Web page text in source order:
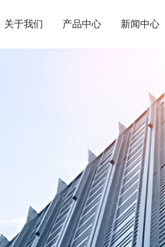
关于我们 产品中心 新闻中心